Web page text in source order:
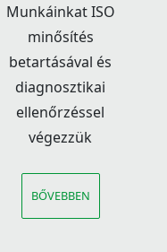
Munkáinkat ISO
minősítés
betartásával és
diagnosztikai
ellenőrzéssel
végezzük
BŐVEBBEN